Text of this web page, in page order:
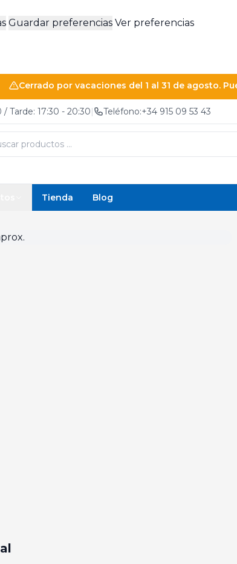
Guardar preferencias Ver preferencias
Cerrado por vacaciones del 1 al 31 de agosto.
Tarde: 17:30 - 20:30 Teléfono:+34 915 09 53 43
Tienda Blog